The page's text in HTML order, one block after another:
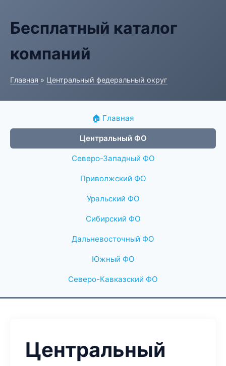
Бесплатный каталог
компаний
Главная » Центральный федеральный округ
🏠 Главная
Центральный ФО
Северо-Западный ФО
Приволжский ФО
Уральский ФО
Сибирский ФО
Дальневосточный ФО
Южный ФО
Северо-Кавказский ФО
Центральный